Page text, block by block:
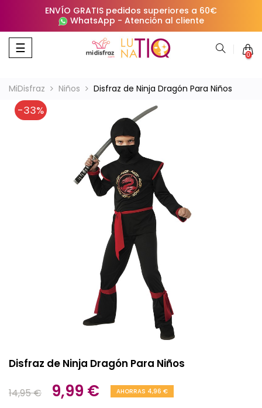
ENVÍO GRATIS pedidos superiores a 60€
WhatsApp - Atención al cliente
Navegación
de
☰ 0
MiDisfraz Niños Disfraz de Ninja Dragón Para Niños
-33%
Disfraz de Ninja Dragón Para Niños
14,95 € 9,99 € AHORRAS 4,96 €